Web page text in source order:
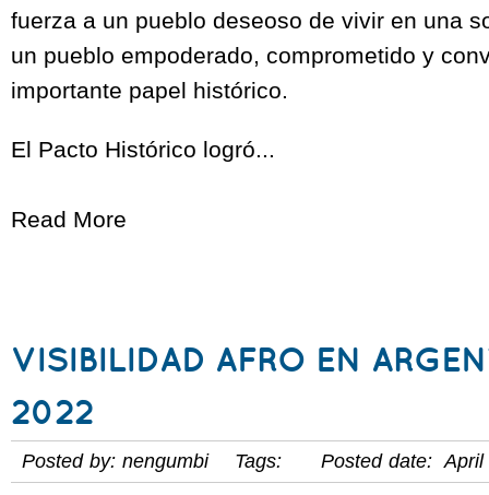
fuerza a un pueblo deseoso de vivir en una
un pueblo empoderado, comprometido y
importante papel histórico.
El Pacto Histórico logró...
Read More
VISIBILIDAD AFRO EN
2022
Posted by: nengumbi Tags: Posted date: April